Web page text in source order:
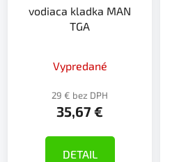
vodiaca kladka MAN
TGA
Vypredané
29 € bez DPH
35,67 €
DETAIL